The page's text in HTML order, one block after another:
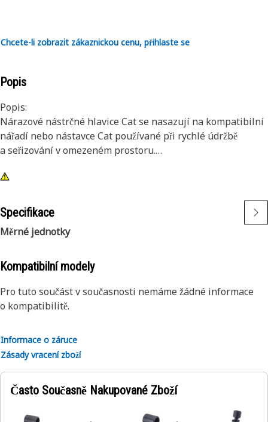
Chcete-li zobrazit zákaznickou cenu, přihlaste se
Popis
Popis:
Nárazové nástrčné hlavice Cat se nasazují na kompatibilní
nářadí nebo nástavce Cat používané při rychlé údržbě
a seřizování v omezeném prostoru.
Atributy:
• Zkrácená
• Čtyřhranný nástavec 3/8 palce
• Černá oxidační povrchová úprava
Specifikace
Měrné jednotky
Kompatibilní modely
Pro tuto součást v současnosti nemáme žádné informace
o kompatibilitě.
Informace o záruce
Zásady vracení zboží
Často Současně Nakupované Zboží